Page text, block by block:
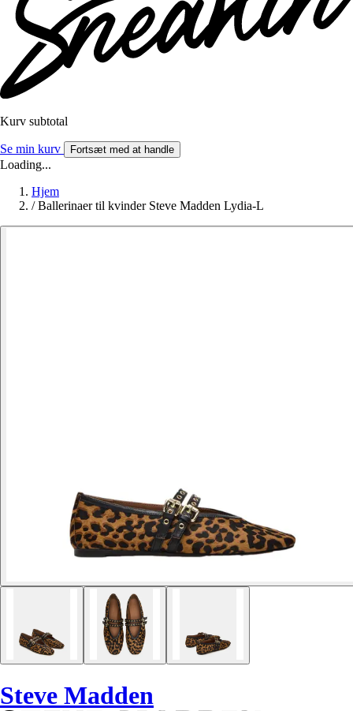
Kurv subtotal
Se min kurv Fortsæt med at handle
Loading...
Hjem
/ Ballerinaer til kvinder Steve Madden Lydia-L
Steve Madden